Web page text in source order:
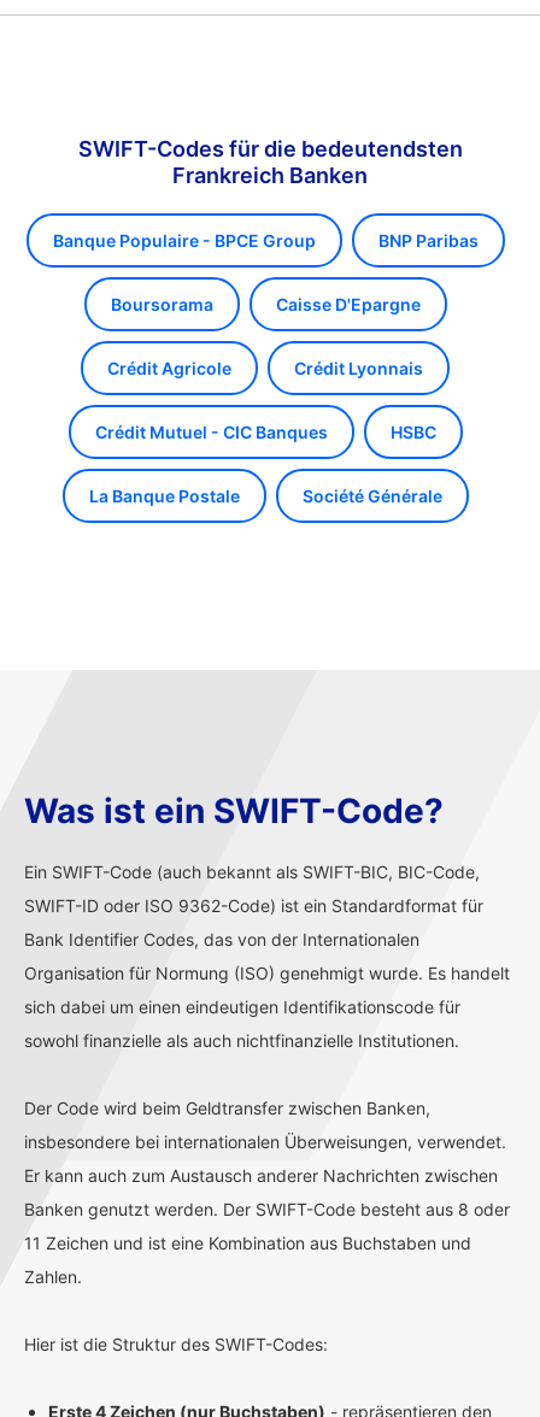
SWIFT-Codes für die bedeutendsten
Frankreich Banken
Banque Populaire - BPCE Group BNP Paribas
Boursorama Caisse D'Epargne
Crédit Agricole Crédit Lyonnais
Crédit Mutuel - CIC Banques HSBC
La Banque Postale Société Générale
Was ist ein SWIFT-Code?
Ein SWIFT-Code (auch bekannt als SWIFT-BIC, BIC-Code,
SWIFT-ID oder ISO 9362-Code) ist ein Standardformat für
Bank Identifier Codes, das von der Internationalen
Organisation für Normung (ISO) genehmigt wurde. Es handelt
sich dabei um einen eindeutigen Identifikationscode für
sowohl finanzielle als auch nichtfinanzielle Institutionen.
Der Code wird beim Geldtransfer zwischen Banken,
insbesondere bei internationalen Überweisungen, verwendet.
Er kann auch zum Austausch anderer Nachrichten zwischen
Banken genutzt werden. Der SWIFT-Code besteht aus 8 oder
11 Zeichen und ist eine Kombination aus Buchstaben und
Zahlen.
Hier ist die Struktur des SWIFT-Codes:
Erste 4 Zeichen (nur Buchstaben) - repräsentieren den